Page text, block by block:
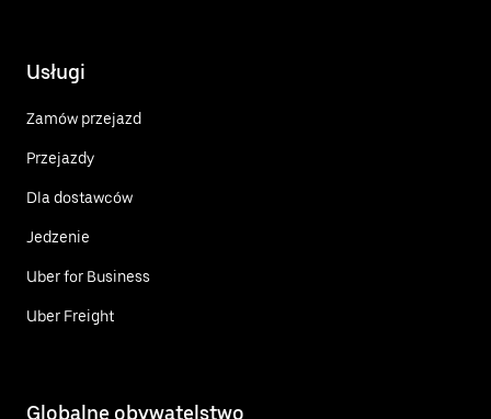
Usługi
Zamów przejazd
Przejazdy
Dla dostawców
Jedzenie
Uber for Business
Uber Freight
Globalne obywatelstwo